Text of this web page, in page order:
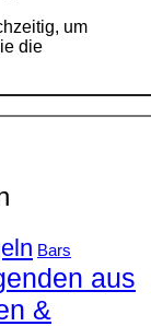
um
die
Bars
aus
&